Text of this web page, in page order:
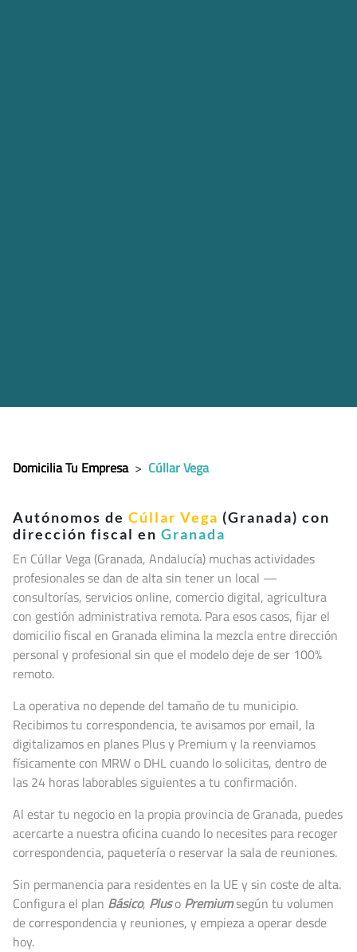
Domicilia Tu Empresa > Cúllar Vega
Autónomos de Cúllar Vega (Granada) con
dirección fiscal en Granada
En Cúllar Vega (Granada, Andalucía) muchas actividades
profesionales se dan de alta sin tener un local —
consultorías, servicios online, comercio digital, agricultura
con gestión administrativa remota. Para esos casos, fijar el
domicilio fiscal en Granada elimina la mezcla entre dirección
personal y profesional sin que el modelo deje de ser 100%
remoto.
La operativa no depende del tamaño de tu municipio.
Recibimos tu correspondencia, te avisamos por email, la
digitalizamos en planes Plus y Premium y la reenviamos
físicamente con MRW o DHL cuando lo solicitas, dentro de
las 24 horas laborables siguientes a tu confirmación.
Al estar tu negocio en la propia provincia de Granada, puedes
acercarte a nuestra oficina cuando lo necesites para recoger
correspondencia, paquetería o reservar la sala de reuniones.
Sin permanencia para residentes en la UE y sin coste de alta.
Configura el plan Básico, Pluso Premiumsegún tu volumen
de correspondencia y reuniones, y empieza a operar desde
hoy.